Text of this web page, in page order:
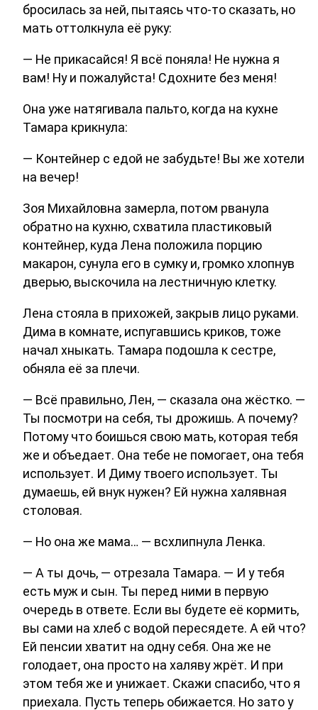
бросилась за ней, пытаясь что-то сказать, но
мать оттолкнула её руку:
— Не прикасайся! Я всё поняла! Не нужна я
вам! Ну и пожалуйста! Сдохните без меня!
Она уже натягивала пальто, когда на кухне
Тамара крикнула:
— Контейнер с едой не забудьте! Вы же хотели
на вечер!
Зоя Михайловна замерла, потом рванула
обратно на кухню, схватила пластиковый
контейнер, куда Лена положила порцию
макарон, сунула его в сумку и, громко хлопнув
дверью, выскочила на лестничную клетку.
Лена стояла в прихожей, закрыв лицо руками.
Дима в комнате, испугавшись криков, тоже
начал хныкать. Тамара подошла к сестре,
обняла её за плечи.
— Всё правильно, Лен, — сказала она жёстко. —
Ты посмотри на себя, ты дрожишь. А почему?
Потому что боишься свою мать, которая тебя
же и объедает. Она тебе не помогает, она тебя
использует. И Диму твоего использует. Ты
думаешь, ей внук нужен? Ей нужна халявная
столовая.
— Но она же мама… — всхлипнула Ленка.
— А ты дочь, — отрезала Тамара. — И у тебя
есть муж и сын. Ты перед ними в первую
очередь в ответе. Если вы будете её кормить,
вы сами на хлеб с водой пересядете. А ей что?
Ей пенсии хватит на одну себя. Она же не
голодает, она просто на халяву жрёт. И при
этом тебя же и унижает. Скажи спасибо, что я
приехала. Пусть теперь обижается. Но зато у